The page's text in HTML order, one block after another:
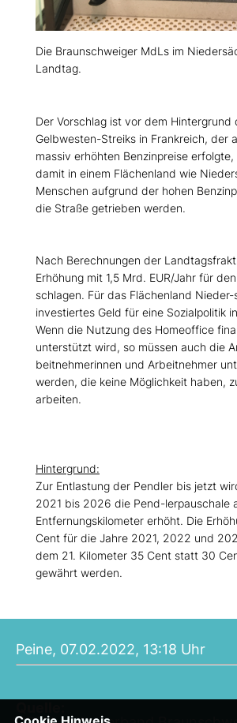
Die Braunschweiger MdLs im
Landtag.
Der Vorschlag ist vor dem Hintergrund
Gelbwesten-Streiks in Frankreich, der
massiv erhöhten Benzinpreise
damit in einem Flächenland wie
Menschen aufgrund der hohen
die Straße getrieben werden.
Nach Berechnungen der
Erhöhung mit 1,5 Mrd. EUR/Jahr für
schlagen. Für das Flächenland
investiertes Geld für eine Sozialpolitik
Wenn die Nutzung des Homeoffice
unterstützt wird, so müssen auch die
beitnehmerinnen und Arbeitnehmer
werden, die keine Möglichkeit haben,
arbeiten.
Hintergrund:
Zur Entlastung der Pendler bis jetzt
2021 bis 2026 die Pend-lerpauschale
Entfernungskilometer erhöht. Die
Cent für die Jahre 2021, 2022 und
dem 21. Kilometer 35 Cent statt 30
gewährt werden.
Peine, 07.02.2022, 13:18 Uhr